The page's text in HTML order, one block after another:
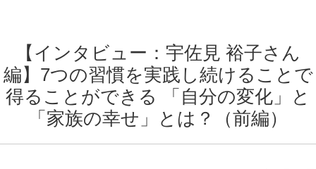
【インタビュー：宇佐見 裕子さん
編】7つの習慣を実践し続けることで
得ることができる 「自分の変化」と
「家族の幸せ」とは？（前編）